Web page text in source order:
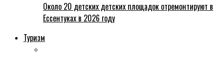
Около 20 детских детских площадок отремонтируют в
Ессентуках в 2026 году
Туризм